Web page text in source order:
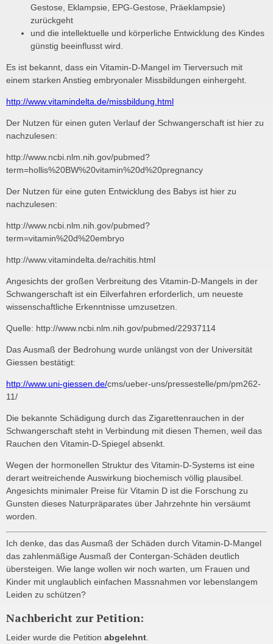
Gestose, Eklampsie, EPG-Gestose, Präeklampsie)
zurückgeht
und die intellektuelle und körperliche Entwicklung des Kindes
günstig beeinflusst wird.
Es ist bekannt, dass ein Vitamin-D-Mangel im Tierversuch mit
einem starken Anstieg embryonaler Missbildungen einhergeht.
http://www.vitamindelta.de/missbildung.html
Der Nutzen für einen guten Verlauf der Schwangerschaft ist hier zu
nachzulesen:
http://www.ncbi.nlm.nih.gov/pubmed?
term=hollis%20BW%20vitamin%20d%20pregnancy
Der Nutzen für eine guten Entwicklung des Babys ist hier zu
nachzulesen:
http://www.ncbi.nlm.nih.gov/pubmed?
term=vitamin%20d%20embryo
http://www.vitamindelta.de/rachitis.html
Angesichts der großen Verbreitung des Vitamin-D-Mangels in der
Schwangerschaft ist ein Eilverfahren erforderlich, um neueste
wissenschaftliche Erkenntnisse umzusetzen.
Quelle: http://www.ncbi.nlm.nih.gov/pubmed/22937114
Das Ausmaß der Bedrohung wurde unlängst von der Universität
Giessen bestätigt:
http://www.uni-giessen.de/cms/ueber-uns/pressestelle/pm/pm262-
11/
Die bekannte Schädigung durch das Zigarettenrauchen in der
Schwangerschaft steht in Verbindung mit diesen Themen, weil das
Rauchen den Vitamin-D-Spiegel absenkt.
Wegen der hormonellen Struktur des Vitamin-D-Systems ist eine
derart weitreichende Auswirkung biochemisch völlig plausibel.
Angesichts minimaler Preise für Vitamin D ist die Forschung zu
Gunsten dieses Naturpräparates über Jahrzehnte hin versäumt
worden.
Ich denke, das das Ausmaß der Schäden durch Vitamin-D-Mangel
das zahlenmäßige Ausmaß der Contergan-Schäden deutlich
übersteigen. Wie lange wollen wir noch warten, um Frauen und
Kinder mit unglaublich einfachen Massnahmen vor lebenslangem
Leiden zu schützen?
Nachbericht zur Petition:
Leider wurde die Petition abgelehnt